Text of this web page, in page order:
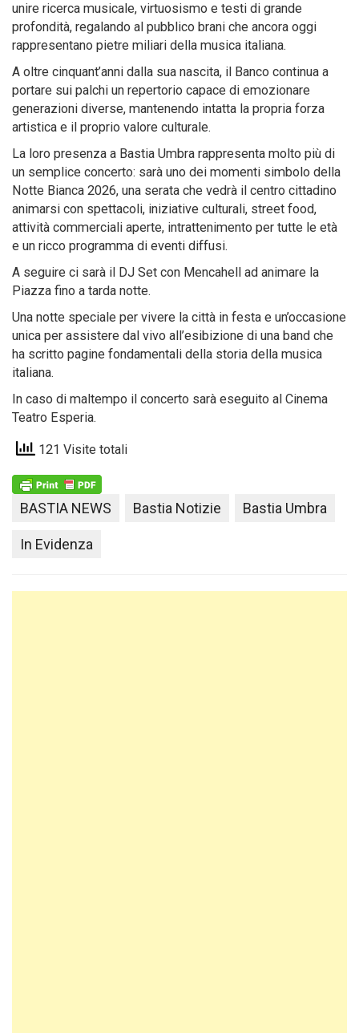
unire ricerca musicale, virtuosismo e testi di grande
profondità, regalando al pubblico brani che ancora oggi
rappresentano pietre miliari della musica italiana.
A oltre cinquant’anni dalla sua nascita, il Banco continua a
portare sui palchi un repertorio capace di emozionare
generazioni diverse, mantenendo intatta la propria forza
artistica e il proprio valore culturale.
La loro presenza a Bastia Umbra rappresenta molto più di
un semplice concerto: sarà uno dei momenti simbolo della
Notte Bianca 2026, una serata che vedrà il centro cittadino
animarsi con spettacoli, iniziative culturali, street food,
attività commerciali aperte, intrattenimento per tutte le età
e un ricco programma di eventi diffusi.
A seguire ci sarà il DJ Set con Mencahell ad animare la
Piazza fino a tarda notte.
Una notte speciale per vivere la città in festa e un’occasione
unica per assistere dal vivo all’esibizione di una band che
ha scritto pagine fondamentali della storia della musica
italiana.
In caso di maltempo il concerto sarà eseguito al Cinema
Teatro Esperia.
121 Visite totali
BASTIA NEWS Bastia Notizie Bastia Umbra
In Evidenza